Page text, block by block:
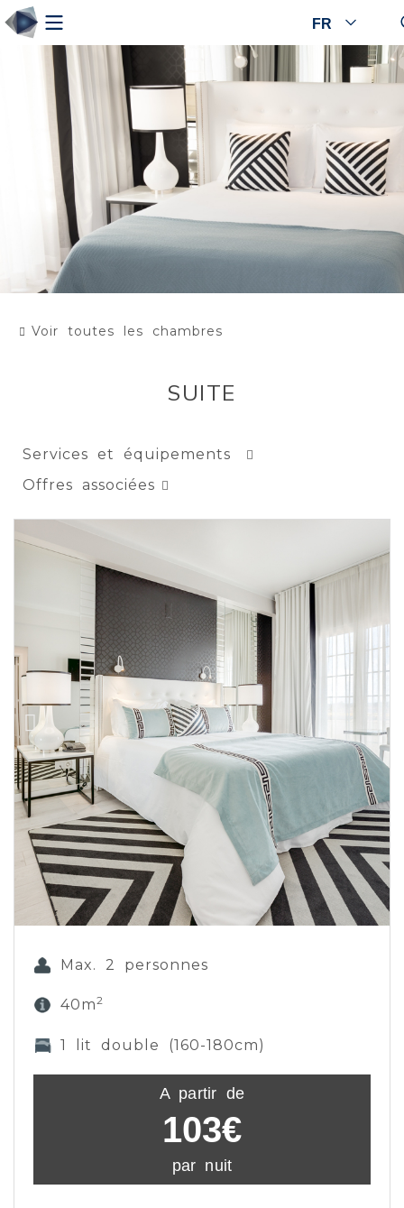
FR
Voir toutes les chambres
SUITE
Services et équipements
Offres associées
Max. 2 personnes
40m2
1 lit double (160-180cm)
A partir de
103€
par nuit